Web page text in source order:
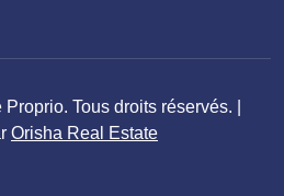
Tous droits réservés. |
Orisha Real Estate